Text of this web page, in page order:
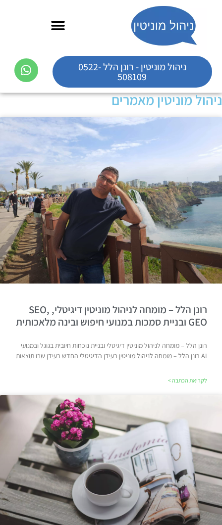
ניהול מוניטין - רונן הלל 0522-
508109
ניהול מוניטין מאמרים
רונן הלל – מומחה לניהול מוניטין דיגיטלי, SEO,
GEO ובניית סמכות במנועי חיפוש ובינה מלאכותית
רונן הלל – מומחה לניהול מוניטין דיגיטלי ובניית נוכחות חיובית בגוגל ובמנועי
AI רונן הלל – מומחה לניהול מוניטין בעידן הדיגיטלי החדש בעידן שבו תוצאות
לקריאת הכתבה >